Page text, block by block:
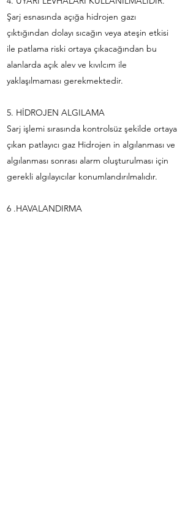
Şarj esnasında açığa hidrojen gazı
çıktığından dolayı sıcağın veya ateşin etkisi
ile patlama riski ortaya çıkacağından bu
alanlarda açık alev ve kıvılcım ile
yaklaşılmaması gerekmektedir.
5. HİDROJEN ALGILAMA
Sarj işlemi sırasında kontrolsüz şekilde ortaya
çıkan patlayıcı gaz Hidrojen in algılanması ve
algılanması sonrası alarm oluşturulması için
gerekli algılayıcılar konumlandırılmalıdır.
6 .HAVALANDIRMA